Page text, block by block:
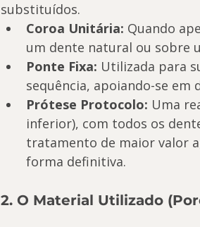
substituídos.
Coroa Unitária: Quando
um dente natural ou sobre
Ponte Fixa: Utilizada para
sequência, apoiando-se
Prótese Protocolo: Uma
inferior), com todos os
tratamento de maior valor
forma definitiva.
2. O Material Utilizado